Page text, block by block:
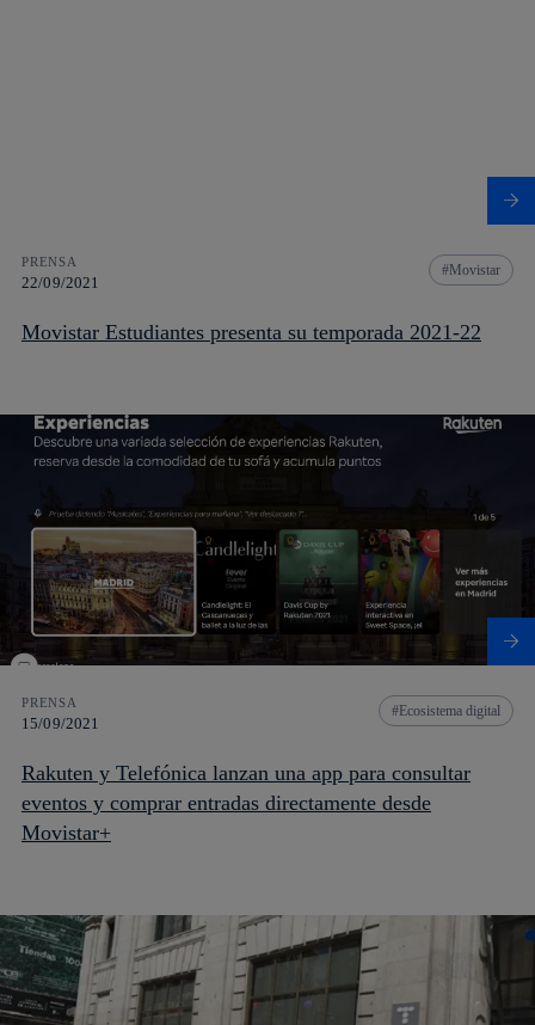
PRENSA
22/09/2021
Movistar
Movistar Estudiantes presenta su temporada 2021-22
PRENSA
15/09/2021
Ecosistema digital
Rakuten y Telefónica lanzan una app para consultar
eventos y comprar entradas directamente desde
Movistar+